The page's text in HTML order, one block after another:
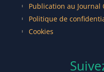
Publication au Journal
Politique de
Cookies